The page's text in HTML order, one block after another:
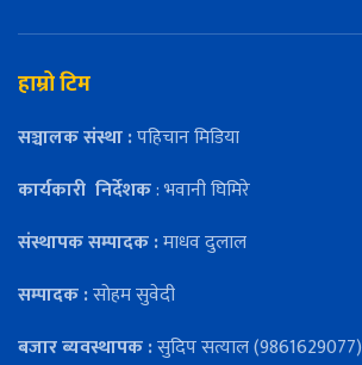
हाम्रो टिम
सञ्चालक संस्था :पहिचान मिडिया
कार्यकारी निर्देशक: भवानी घिमिरे
संस्थापक सम्पादक :माधव दुलाल
सम्पादक :सोहम सुवेदी
बजार ब्यवस्थापक :सुदिप सत्याल (9861629077)